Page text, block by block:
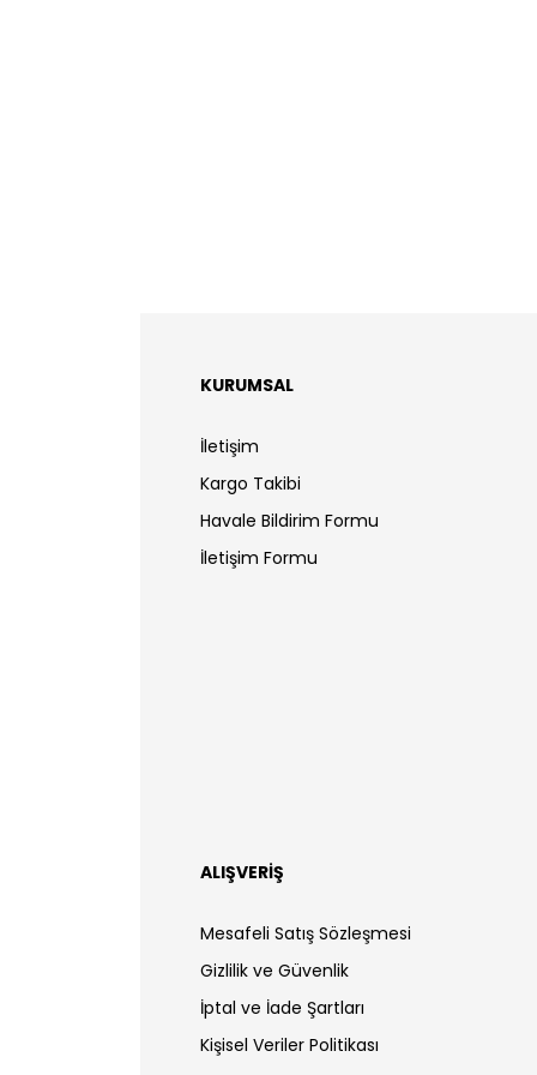
KURUMSAL
İletişim
Kargo Takibi
Havale Bildirim Formu
İletişim Formu
ALIŞVERİŞ
Mesafeli Satış Sözleşmesi
Gizlilik ve Güvenlik
İptal ve İade Şartları
Kişisel Veriler Politikası